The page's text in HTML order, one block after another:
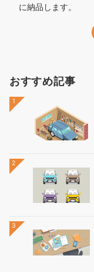
に納品します。
おすすめ記事
1
2
3